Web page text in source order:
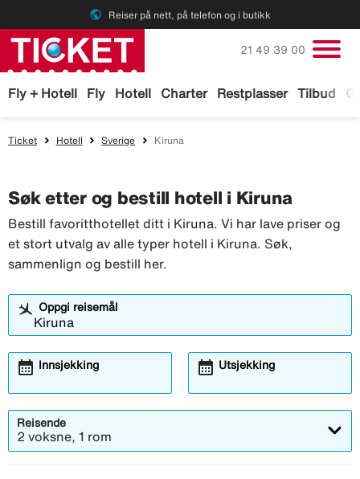
public Reiser på nett, på telefon og i butikk
Fly + Hotell Fly Hotell Charter Restplasser Tilbud
Ring oss på
21 49 39 00
Ticket Hotell Sverige Kiruna
Søk etter og bestill hotell i Kiruna
Bestill favoritthotellet ditt i Kiruna. Vi har lave priser og
et stort utvalg av alle typer hotell i Kiruna. Søk,
sammenlign og bestill her.
Oppgi reisemål
Innsjekking
calendar_month Utsjekking
calendar_month
Reisende
2 voksne, 1 rom